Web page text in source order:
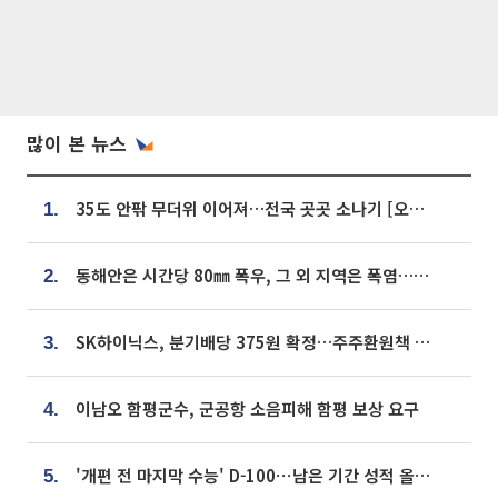
많이 본 뉴스
1. 35도 안팎 무더위 이어져…전국 곳곳 소나기 [오늘 날씨]
2. 동해안은 시간당 80㎜ 폭우, 그 외 지역은 폭염…‘극과 극 날씨’
3. SK하이닉스, 분기배당 375원 확정…주주환원책 9월로 앞당겨 발표
4. 이남오 함평군수, 군공항 소음피해 함평 보상 요구
5. '개편 전 마지막 수능' D-100⋯남은 기간 성적 올릴 전략은